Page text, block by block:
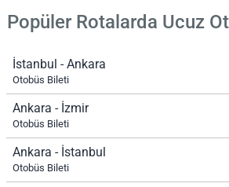
Popüler Rotalarda Ucuz
İstanbul - Ankara
Otobüs Bileti
Ankara - İzmir
Otobüs Bileti
Ankara - İstanbul
Otobüs Bileti